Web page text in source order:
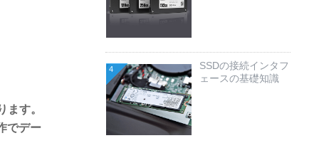
す。
でデー
4
SSDの接続インタフ
ェースの基礎知識